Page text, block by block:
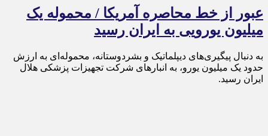
عبور از خط محاصره آمریکا / محموله یک
میلیون یورویی به ایران رسید
به دنبال پیگیری‌های دیپلماتیک و بشردوستانه، محموله‌ای به ارزش
حدود یک میلیون یورو، به انبارهای شرکت تجهیزات پزشکی هلال
ایران رسید.